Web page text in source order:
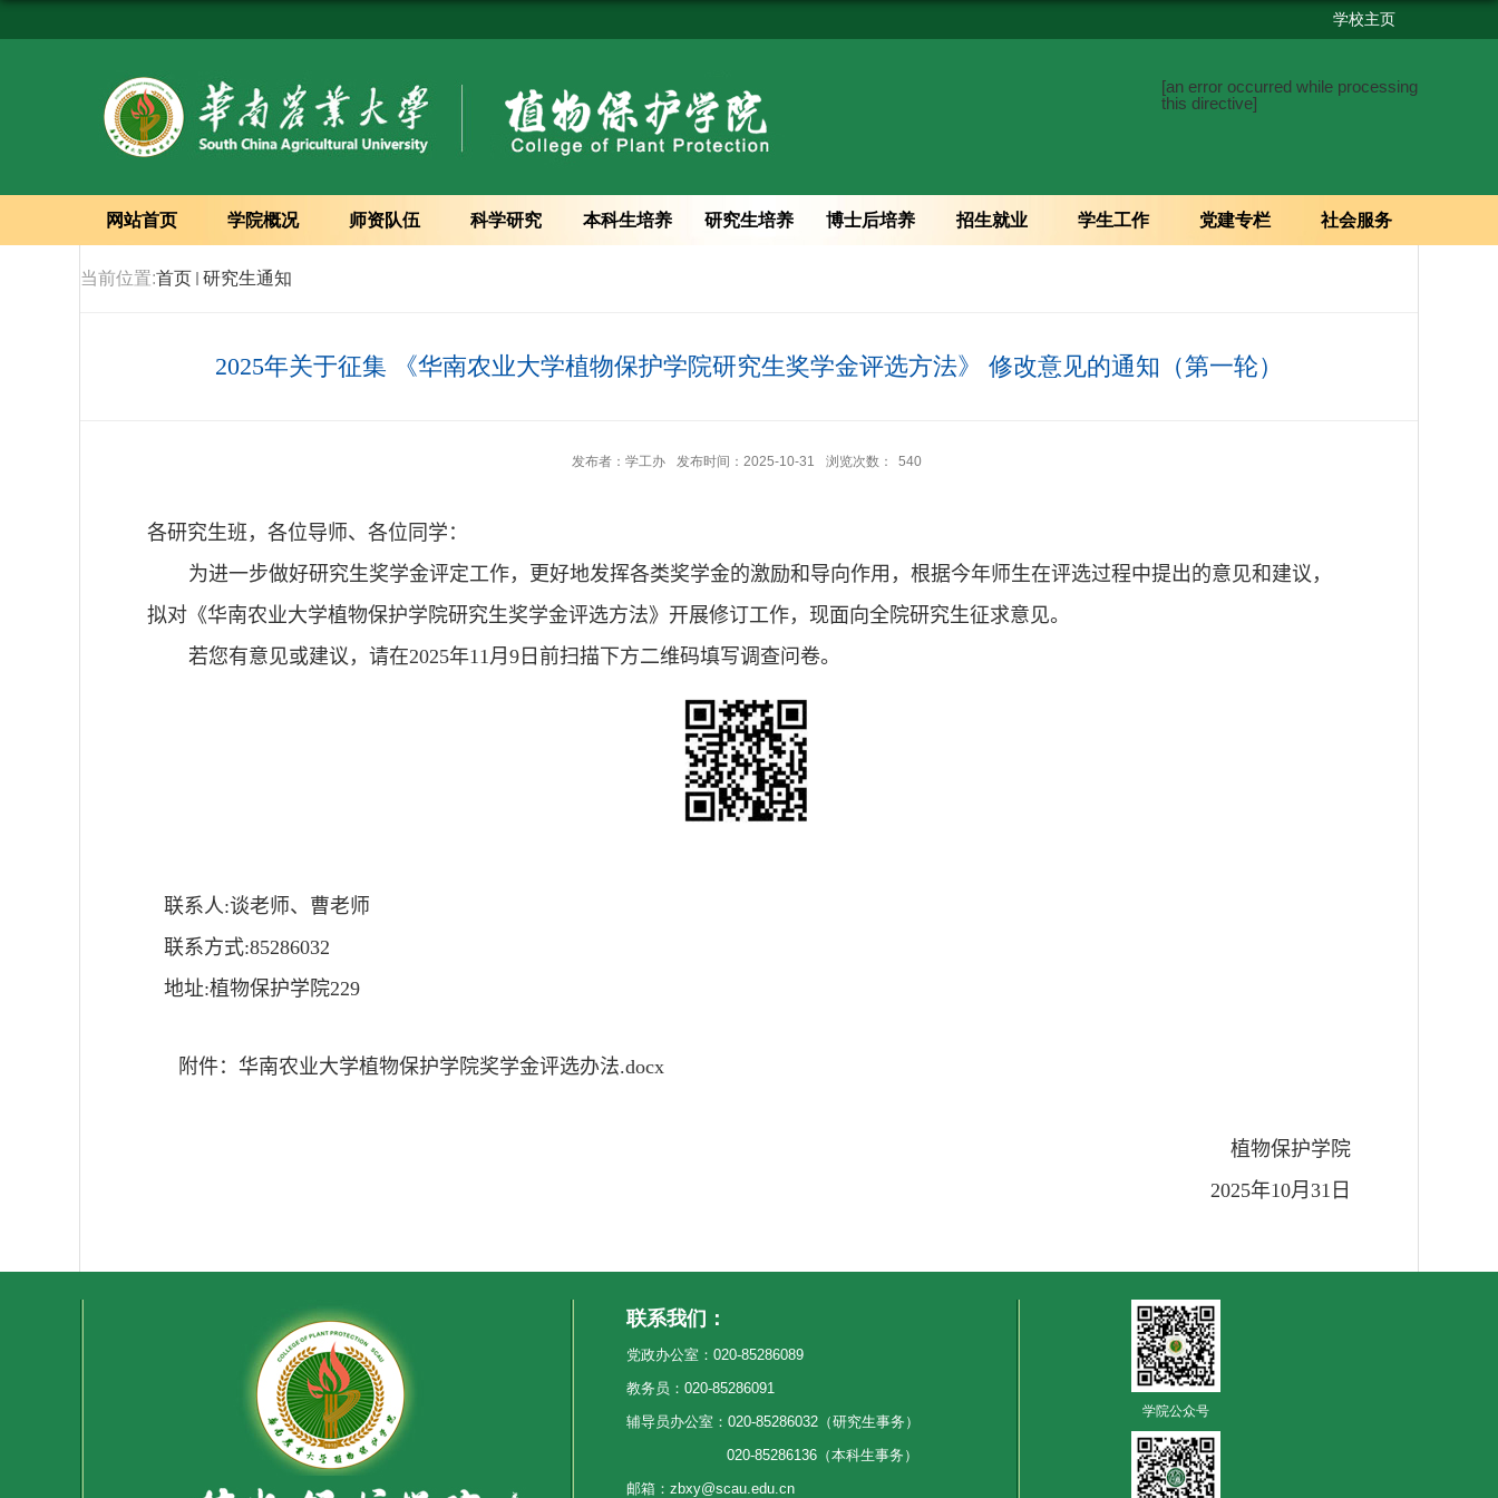
学校主页
[an error occurred while processing
this directive]
网站首页 学院概况 师资队伍 科学研究 本科生培养 研究生培养 博士后培养 招生就业 学生工作 党建专栏 社会服务
当前位置:首页 研究生通知
2025年关于征集 《华南农业大学植物保护学院研究生奖学金评选方法》 修改意见的通知（第一轮）
发布者：学工办 发布时间：2025-10-31 浏览次数： 540
各研究生班，各位导师、各位同学：
为进一步做好研究生奖学金评定工作，更好地发挥各类奖学金的激励和导向作用，根据今年师生在评选过程中提出的意见和建议，
拟对《华南农业大学植物保护学院研究生奖学金评选方法》开展修订工作，现面向全院研究生征求意见。
若您有意见或建议，请在2025年11月9 日前扫描下方二维码填写调查问卷。
联系人:谈老师、曹老师
联系方式:85286032
地址:植物保护学院229
附件：华南农业大学植物保护学院奖学金评选办法.docx
植物保护学院
2025年10月 31 日
联系我们：
党政办公室：020-85286089
教务员：020-85286091
辅导员办公室：020-85286032（研究生事务）
020-85286136（本科生事务）
邮箱：zbxy@scau.edu.cn
学院公众号